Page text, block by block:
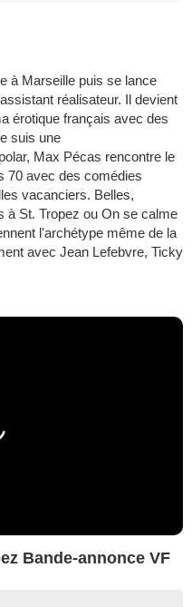
à Marseille puis se lance
réalisateur. Il devient
érotique français avec des
suis une
Max Pécas rencontre le
70 avec des comédies
vacanciers. Belles,
à St. Tropez ou On se calme
l'archétype même de la
avec Jean Lefebvre, Ticky
Bande-annonce VF